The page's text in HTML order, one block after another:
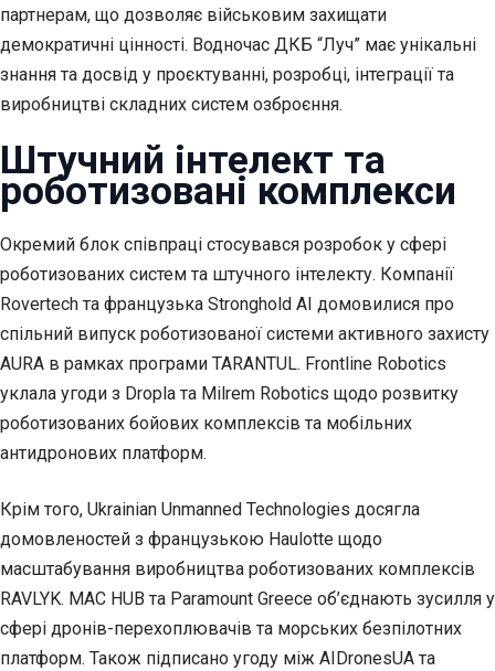
партнерам, що дозволяє військовим захищати
демократичні цінності. Водночас ДКБ “Луч” має унікальні
знання та досвід у проєктуванні, розробці, інтеграції та
виробництві складних систем озброєння.
Штучний інтелект та
роботизовані комплекси
Окремий блок співпраці стосувався розробок у сфері
роботизованих систем та штучного інтелекту. Компанії
Rovertech та французька Stronghold AI домовилися про
спільний випуск роботизованої системи активного захисту
AURA в рамках програми TARANTUL. Frontline Robotics
уклала угоди з Dropla та Milrem Robotics щодо розвитку
роботизованих бойових комплексів та мобільних
антидронових платформ.
Крім того, Ukrainian Unmanned Technologies досягла
домовленостей з французькою Haulotte щодо
масштабування виробництва роботизованих комплексів
RAVLYK. MAC HUB та Paramount Greece об’єднають зусилля у
сфері дронів-перехоплювачів та морських безпілотних
платформ. Також підписано угоду між AIDronesUA та